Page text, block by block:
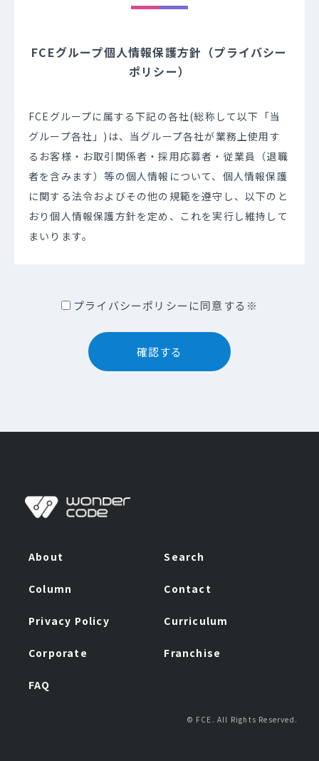
FCEグループ個人情報保護方針（プライバシー
ポリシー）
FCEグループに属する下記の各社(総称して以下「当
グループ各社」)は、当グループ各社が業務上使用す
るお客様・お取引関係者・採用応募者・従業員（退職
者を含みます）等の個人情報について、個人情報保護
に関する法令およびその他の規範を遵守し、以下のと
おり個人情報保護方針を定め、これを実行し維持して
まいります。
・株式会社FCE（以下「当社」）
みます）等の識別に関わる情報、当グループ各社との
お取引に関わる情報、通信サービス上の行動履歴、そ
職者を含みます）等またはお客様・お取引関係者・採
連して生成または蓄積された情報であって、本ポリシ
ーに基づき当社が収集するものを意味するものとしま
記
プライバシーポリシーに同意する※
About Search
Column Contact
Privacy Policy Curriculum
Corporate Franchise
FAQ
© FCE. All Rights Reserved.